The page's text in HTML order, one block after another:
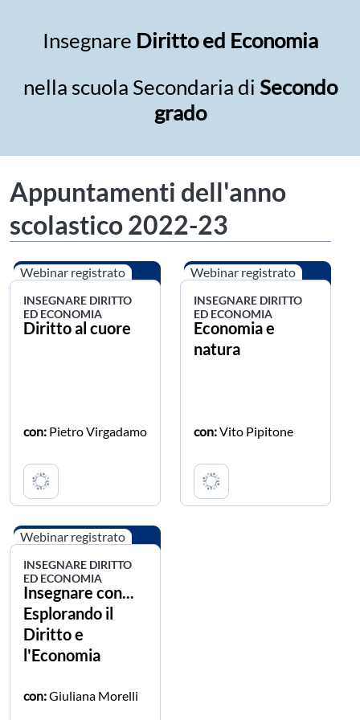
Insegnare Diritto ed Economia
nella scuola Secondaria di Secondo
grado
Appuntamenti dell'anno
scolastico 2022-23
Webinar registrato
INSEGNARE DIRITTO
ED ECONOMIA
Diritto al cuore
con: Pietro Virgadamo
Webinar registrato
INSEGNARE DIRITTO
ED ECONOMIA
Economia e
natura
con:Vito Pipitone
Webinar registrato
INSEGNARE DIRITTO
ED ECONOMIA
Insegnare con...
Esplorando il
Diritto e
l'Economia
con:Giuliana Morelli